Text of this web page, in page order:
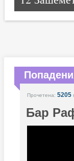
Прочетена: 5205
Бар